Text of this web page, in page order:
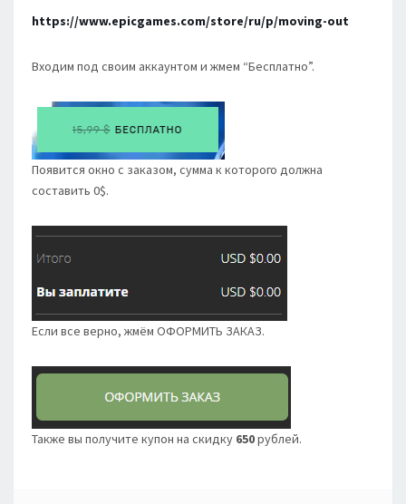
https://www.epicgames.com/store/ru/p/moving-out
Входим под своим аккаунтом и жмем “Бесплатно”.
Появится окно с заказом, сумма к которого должна
составить 0$.
Если все верно, жмём ОФОРМИТЬ ЗАКАЗ.
Также вы получите купон на скидку 650рублей.